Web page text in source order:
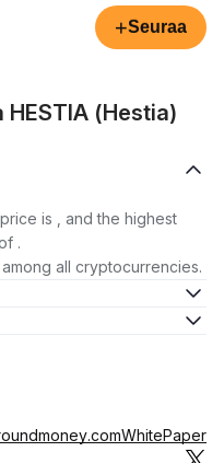
+Seuraa
(Hestia)
is , and the highest
.
all cryptocurrencies.
WhitePaper